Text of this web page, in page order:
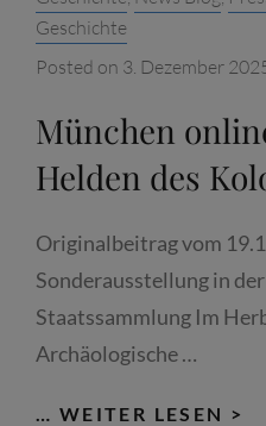
Geschichte
Posted on 3. Dezember
München
Helden des
Originalbeitrag vom
Sonderausstellung in
Staatssammlung Im
Archäologische …
… WEITER LESEN >